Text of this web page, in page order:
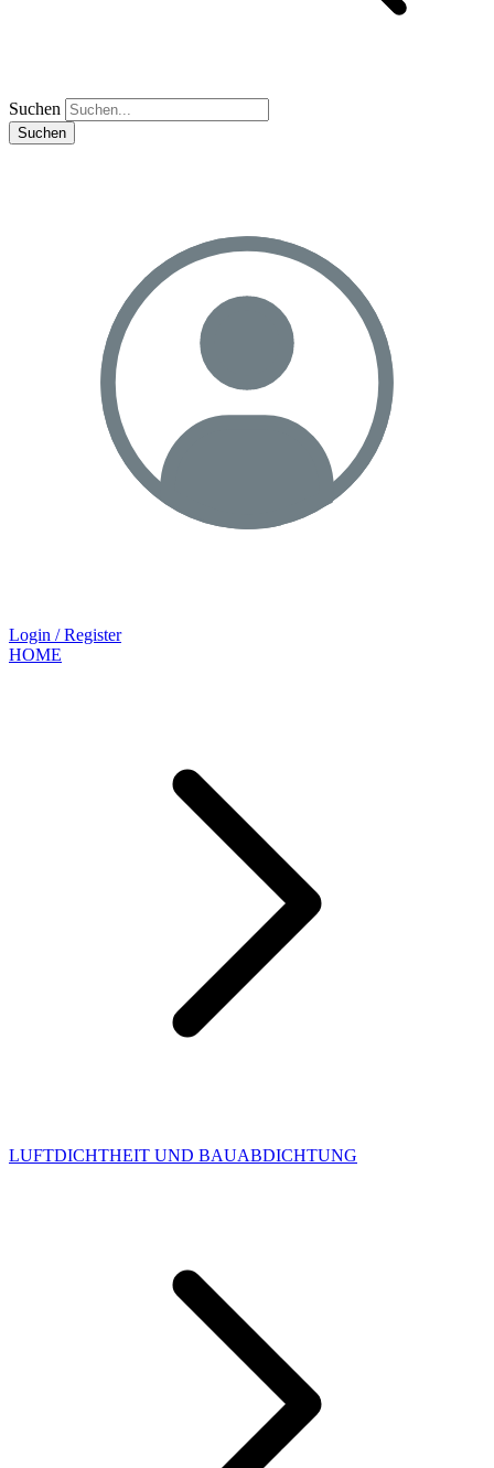
Suchen
Suchen
Login / Register
HOME
LUFTDICHTHEIT UND BAUABDICHTUNG